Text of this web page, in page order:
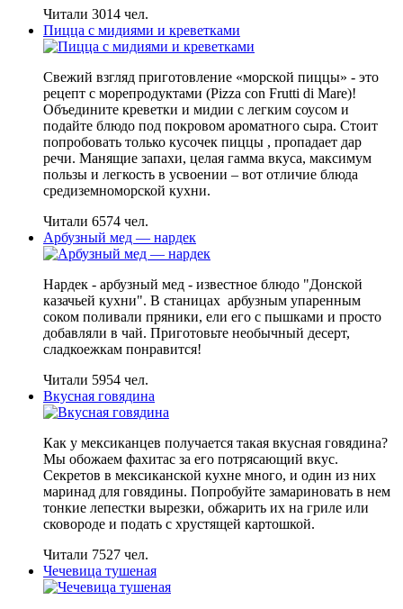
Читали 3014 чел.
Пицца с мидиями и креветками
Свежий взгляд приготовление «морской пиццы» - это
рецепт с морепродуктами (Pizza con Frutti di Mare)!
Объедините креветки и мидии с легким соусом и
подайте блюдо под покровом ароматного сыра. Стоит
попробовать только кусочек пиццы , пропадает дар
речи. Манящие запахи, целая гамма вкуса, максимум
пользы и легкость в усвоении – вот отличие блюда
средиземноморской кухни.
Читали 6574 чел.
Арбузный мед — нардек
Нардек - арбузный мед - известное блюдо "Донской
казачьей кухни". В станицах арбузным упаренным
соком поливали пряники, ели его с пышками и просто
добавляли в чай. Приготовьте необычный десерт,
сладкоежкам понравится!
Читали 5954 чел.
Вкусная говядина
Как у мексиканцев получается такая вкусная говядина?
Мы обожаем фахитас за его потрясающий вкус.
Секретов в мексиканской кухне много, и один из них
маринад для говядины. Попробуйте замариновать в нем
тонкие лепестки вырезки, обжарить их на гриле или
сковороде и подать с хрустящей картошкой.
Читали 7527 чел.
Чечевица тушеная